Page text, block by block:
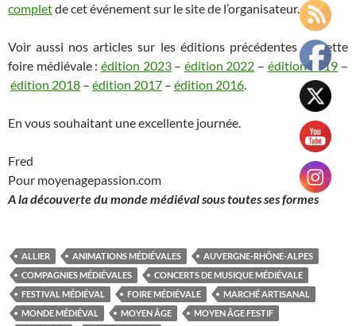
completde cet événement sur le site de l’organisateur.
Voir aussi nos articles sur les éditions précédentes de cette
foire médiévale : édition 2023– édition 2022 – édition 2019 –
édition 2018 – édition 2017 – édition 2016.
En vous souhaitant une excellente journée.
Fred
Pour moyenagepassion.com
A la découverte du monde médiéval sous toutes ses formes
ALLIER ANIMATIONS MÉDIÉVALES
AUVERGNE-RHÔNE-ALPES
COMPAGNIES MÉDIÉVALES
CONCERTS DE MUSIQUE MÉDIÉVALE
FESTIVAL MÉDIÉVAL
FOIRE MÉDIÉVALE
MARCHÉ ARTISANAL
MONDE MÉDIÉVAL
MOYEN ÂGE
MOYEN ÂGE FESTIF